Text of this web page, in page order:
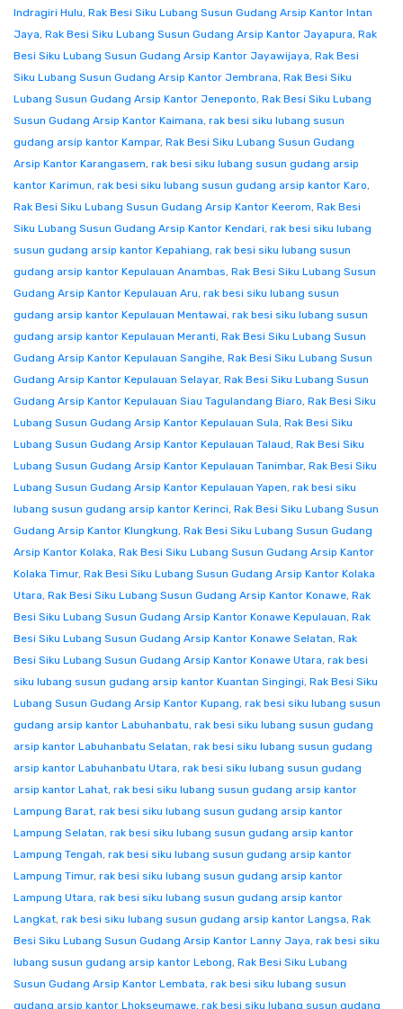
Indragiri Hulu, Rak Besi Siku Lubang Susun Gudang Arsip Kantor Intan
Jaya, Rak Besi Siku Lubang Susun Gudang Arsip Kantor Jayapura, Rak
Besi Siku Lubang Susun Gudang Arsip Kantor Jayawijaya, Rak Besi
Siku Lubang Susun Gudang Arsip Kantor Jembrana, Rak Besi Siku
Lubang Susun Gudang Arsip Kantor Jeneponto, Rak Besi Siku Lubang
Susun Gudang Arsip Kantor Kaimana, rak besi siku lubang susun
gudang arsip kantor Kampar, Rak Besi Siku Lubang Susun Gudang
Arsip Kantor Karangasem, rak besi siku lubang susun gudang arsip
kantor Karimun, rak besi siku lubang susun gudang arsip kantor Karo,
Rak Besi Siku Lubang Susun Gudang Arsip Kantor Keerom, Rak Besi
Siku Lubang Susun Gudang Arsip Kantor Kendari, rak besi siku lubang
susun gudang arsip kantor Kepahiang, rak besi siku lubang susun
gudang arsip kantor Kepulauan Anambas, Rak Besi Siku Lubang Susun
Gudang Arsip Kantor Kepulauan Aru, rak besi siku lubang susun
gudang arsip kantor Kepulauan Mentawai, rak besi siku lubang susun
gudang arsip kantor Kepulauan Meranti, Rak Besi Siku Lubang Susun
Gudang Arsip Kantor Kepulauan Sangihe, Rak Besi Siku Lubang Susun
Gudang Arsip Kantor Kepulauan Selayar, Rak Besi Siku Lubang Susun
Gudang Arsip Kantor Kepulauan Siau Tagulandang Biaro, Rak Besi Siku
Lubang Susun Gudang Arsip Kantor Kepulauan Sula, Rak Besi Siku
Lubang Susun Gudang Arsip Kantor Kepulauan Talaud, Rak Besi Siku
Lubang Susun Gudang Arsip Kantor Kepulauan Tanimbar, Rak Besi Siku
Lubang Susun Gudang Arsip Kantor Kepulauan Yapen, rak besi siku
lubang susun gudang arsip kantor Kerinci, Rak Besi Siku Lubang Susun
Gudang Arsip Kantor Klungkung, Rak Besi Siku Lubang Susun Gudang
Arsip Kantor Kolaka, Rak Besi Siku Lubang Susun Gudang Arsip Kantor
Kolaka Timur, Rak Besi Siku Lubang Susun Gudang Arsip Kantor Kolaka
Utara, Rak Besi Siku Lubang Susun Gudang Arsip Kantor Konawe, Rak
Besi Siku Lubang Susun Gudang Arsip Kantor Konawe Kepulauan, Rak
Besi Siku Lubang Susun Gudang Arsip Kantor Konawe Selatan, Rak
Besi Siku Lubang Susun Gudang Arsip Kantor Konawe Utara, rak besi
siku lubang susun gudang arsip kantor Kuantan Singingi, Rak Besi Siku
Lubang Susun Gudang Arsip Kantor Kupang, rak besi siku lubang susun
gudang arsip kantor Labuhanbatu, rak besi siku lubang susun gudang
arsip kantor Labuhanbatu Selatan, rak besi siku lubang susun gudang
arsip kantor Labuhanbatu Utara, rak besi siku lubang susun gudang
arsip kantor Lahat, rak besi siku lubang susun gudang arsip kantor
Lampung Barat, rak besi siku lubang susun gudang arsip kantor
Lampung Selatan, rak besi siku lubang susun gudang arsip kantor
Lampung Tengah, rak besi siku lubang susun gudang arsip kantor
Lampung Timur, rak besi siku lubang susun gudang arsip kantor
Lampung Utara, rak besi siku lubang susun gudang arsip kantor
Langkat, rak besi siku lubang susun gudang arsip kantor Langsa, Rak
Besi Siku Lubang Susun Gudang Arsip Kantor Lanny Jaya, rak besi siku
lubang susun gudang arsip kantor Lebong, Rak Besi Siku Lubang
Susun Gudang Arsip Kantor Lembata, rak besi siku lubang susun
gudang arsip kantor Lhokseumawe, rak besi siku lubang susun gudang